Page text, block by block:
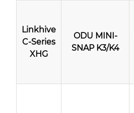
Linkhive
C-Series
XHG
ODU MINI-
SNAP K3/K4